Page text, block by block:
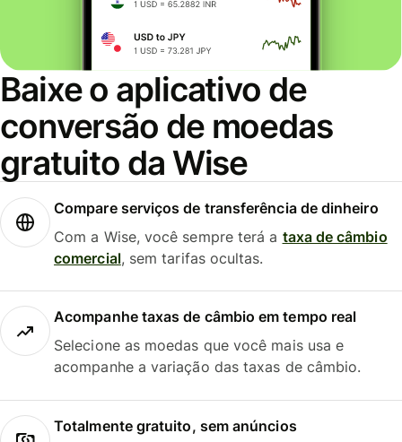
Baixe o aplicativo de
conversão de moedas
gratuito da Wise
Compare serviços de transferência de dinheiro
Com a Wise, você sempre terá a taxa de câmbio
comercial, sem tarifas ocultas.
Acompanhe taxas de câmbio em tempo real
Selecione as moedas que você mais usa e
acompanhe a variação das taxas de câmbio.
Totalmente gratuito, sem anúncios